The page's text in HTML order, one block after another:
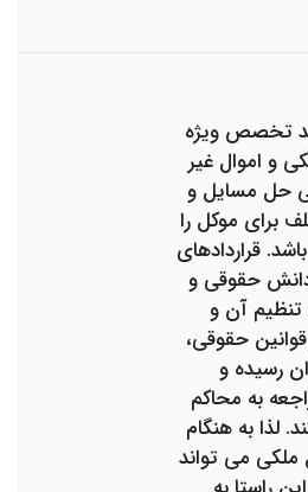
تخصص ویژه
و اموال غیر
حل مسایل و
برای موکل را
قراردادهای
حقوقی و
تنظیم آن و
حقوقی،
رسیده و
به محاکم
لذا به هنگام
می تواند